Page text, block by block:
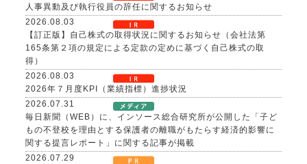
人事異動及び執行役員の辞任に関するお知らせ
2026.08.03
【訂正版】自己株式の取得状況に関するお知らせ（会社法第
165条第２項の規定による定款の定めに基づく自己株式の取
得）
2026.08.03
2026年７月度KPI（業績指標）進捗状況
2026.07.31
毎日新聞（WEB）に、インソース総合研究所が公開した「子ど
もの不登校を理由とする保護者の離職がもたらす経済的影響に
関する提言レポート」に関する記事が掲載
2026.07.29